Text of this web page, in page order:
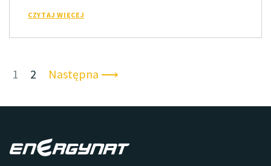
CZYTAJ WIĘCEJ
1 2 Następna ⟶